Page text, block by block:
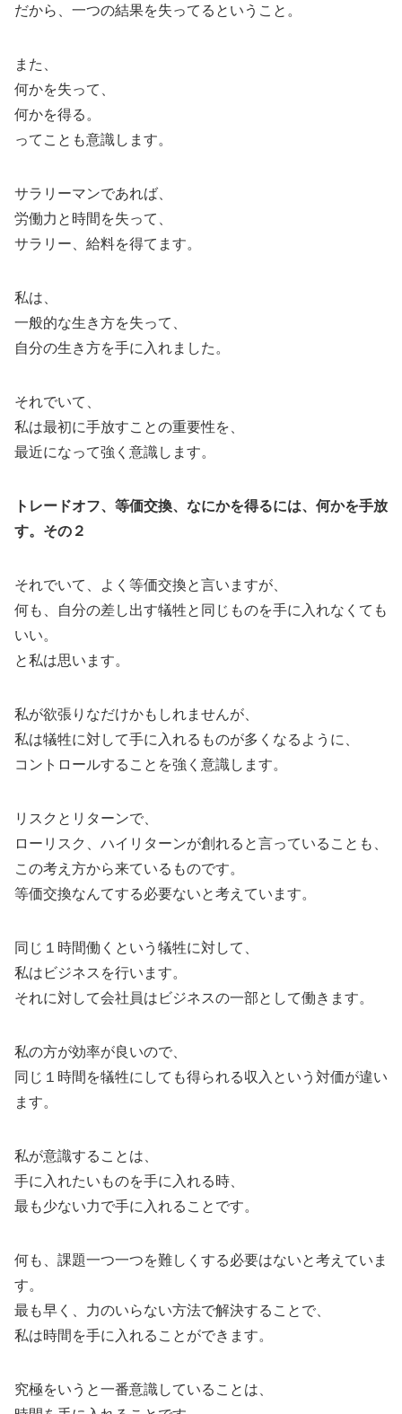
だから、一つの結果を失ってるということ。
また、
何かを失って、
何かを得る。
ってことも意識します。
サラリーマンであれば、
労働力と時間を失って、
サラリー、給料を得てます。
私は、
一般的な生き方を失って、
自分の生き方を手に入れました。
それでいて、
私は最初に手放すことの重要性を、
最近になって強く意識します。
トレードオフ、等価交換、なにかを得るには、何かを手放
す。その２
それでいて、よく等価交換と言いますが、
何も、自分の差し出す犠牲と同じものを手に入れなくても
いい。
と私は思います。
私が欲張りなだけかもしれませんが、
私は犠牲に対して手に入れるものが多くなるように、
コントロールすることを強く意識します。
リスクとリターンで、
ローリスク、ハイリターンが創れると言っていることも、
この考え方から来ているものです。
等価交換なんてする必要ないと考えています。
同じ１時間働くという犠牲に対して、
私はビジネスを行います。
それに対して会社員はビジネスの一部として働きます。
私の方が効率が良いので、
同じ１時間を犠牲にしても得られる収入という対価が違い
ます。
私が意識することは、
手に入れたいものを手に入れる時、
最も少ない力で手に入れることです。
何も、課題一つ一つを難しくする必要はないと考えていま
す。
最も早く、力のいらない方法で解決することで、
私は時間を手に入れることができます。
究極をいうと一番意識していることは、